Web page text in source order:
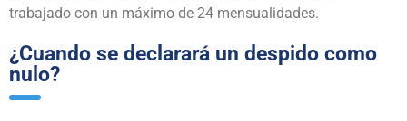
trabajado con un máximo de 24 mensualidades.
¿Cuando se declarará un despido como
nulo?